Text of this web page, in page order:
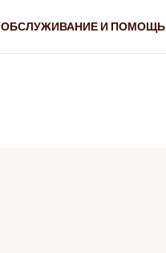
ОБСЛУЖИВАНИЕ И ПОМОЩЬ